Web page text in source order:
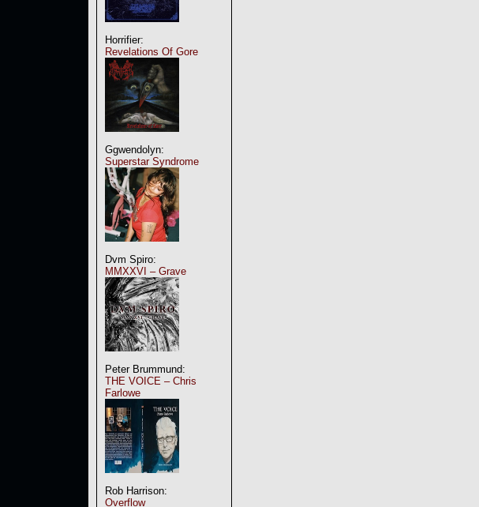
Horrifier:
Revelations Of Gore
Ggwendolyn:
Superstar Syndrome
Dvm Spiro:
MMXXVI – Grave
Peter Brummund:
THE VOICE – Chris
Farlowe
Rob Harrison:
Overflow